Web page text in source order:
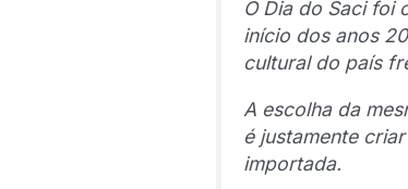
O Dia do Saci foi
início dos anos
cultural do país
A escolha da
é justamente
importada.